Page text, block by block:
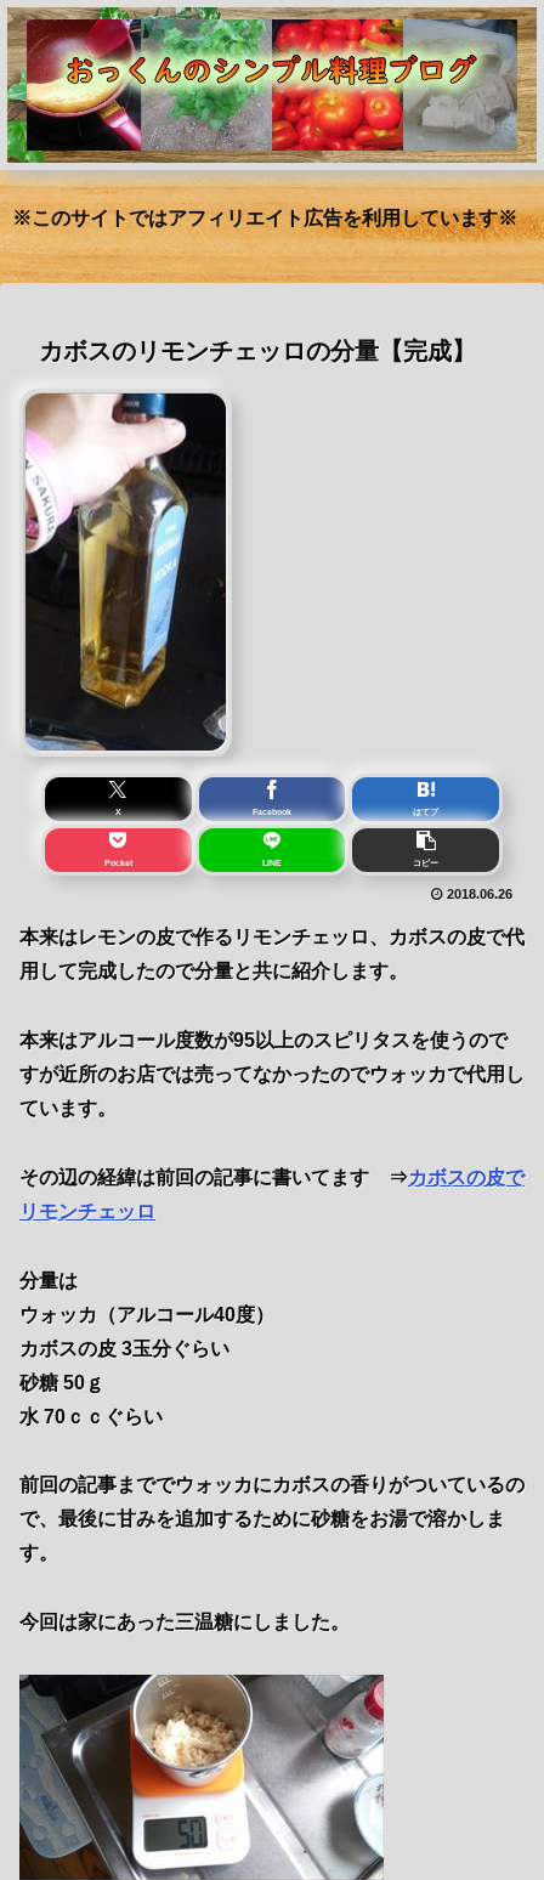
※このサイトではアフィリエイト広告を利用しています※
カボスのリモンチェッロの分量【完成】
X Facebook はてブ
Pocket LINE コピー
2018.06.26
本来はレモンの皮で作るリモンチェッロ、カボスの皮で代
用して完成したので分量と共に紹介します。
本来はアルコール度数が95以上のスピリタスを使うので
すが近所のお店では売ってなかったのでウォッカで代用し
ています。
その辺の経緯は前回の記事に書いてます ⇒カボスの皮で
リモンチェッロ
分量は
ウォッカ（アルコール40度）
カボスの皮 3玉分ぐらい
砂糖 50ｇ
水 70ｃｃぐらい
前回の記事まででウォッカにカボスの香りがついているの
で、最後に甘みを追加するために砂糖をお湯で溶かしま
す。
今回は家にあった三温糖にしました。